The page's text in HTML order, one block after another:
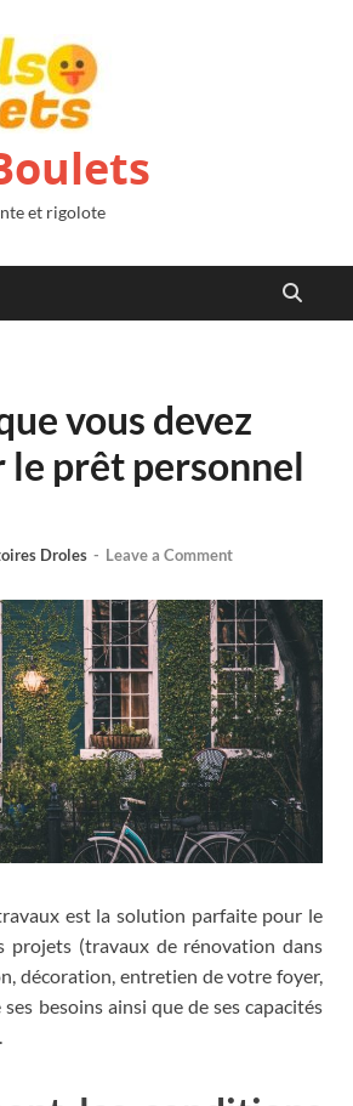
et rigolote
vous devez
le prêt personnel
Droles - Leave a Comment
est la solution parfaite pour le
projets (travaux de rénovation dans
décoration, entretien de votre foyer,
besoins ainsi que de ses capacités